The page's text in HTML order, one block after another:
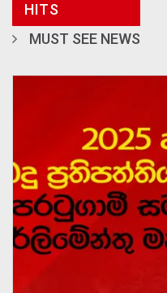
HITS
MUST SEE NEWS